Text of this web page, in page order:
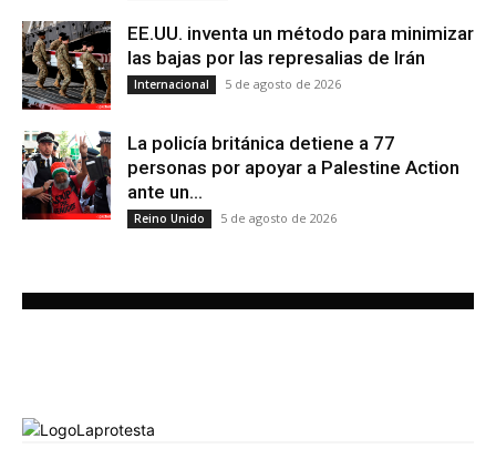
EE.UU. inventa un método para minimizar
las bajas por las represalias de Irán
Internacional 5 de agosto de 2026
La policía británica detiene a 77
personas por apoyar a Palestine Action
ante un...
Reino Unido 5 de agosto de 2026